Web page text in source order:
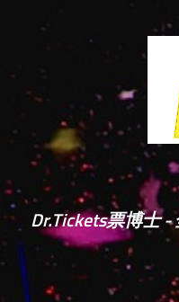
Dr.Tickets票博士